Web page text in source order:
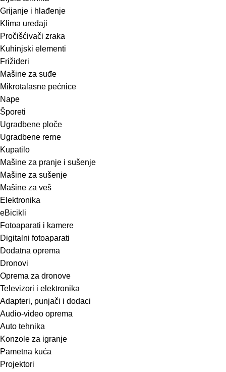
Grijanje i hlađenje
Klima uređaji
Pročišćivači zraka
Kuhinjski elementi
Frižideri
Mašine za suđe
Mikrotalasne pećnice
Nape
Šporeti
Ugradbene ploče
Ugradbene rerne
Kupatilo
Mašine za pranje i sušenje
Mašine za sušenje
Mašine za veš
Elektronika
eBicikli
Fotoaparati i kamere
Digitalni fotoaparati
Dodatna oprema
Dronovi
Oprema za dronove
Televizori i elektronika
Adapteri, punjači i dodaci
Audio-video oprema
Auto tehnika
Konzole za igranje
Pametna kuća
Projektori